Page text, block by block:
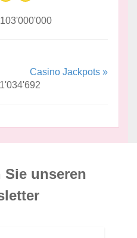
Casino Jackpots »
unseren